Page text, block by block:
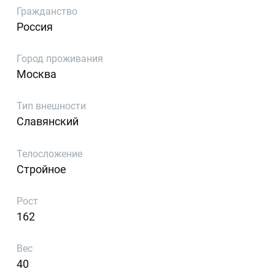
Гражданство
Россия
Город проживания
Москва
Тип внешности
Славянский
Телосложение
Стройное
Рост
162
Вес
40